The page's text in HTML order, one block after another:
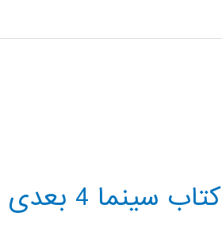
سینما 4 بعدی